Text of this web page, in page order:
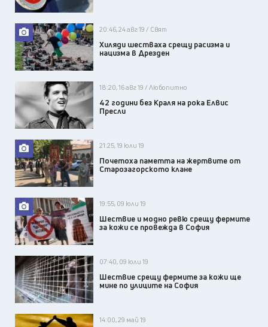
20:46, 24 авг 19 / Свят
Хиляди шестваха срещу расизма и
нацизма в Дрезден
18:20, 16 авг 19 / Любопитно
42 години без Краля на рока Елвис
Пресли
21:25, 19 юли 19
Почетоха паметта на жертвите от
Старозагорското клане
19:55, 09 юли 19
Шествие и модно ревю срещу фермите
за кожи се провежда в София
07:40, 09 юли 19
Шествие срещу фермите за кожи ще
мине по улиците на София
14:00, 29 май 19